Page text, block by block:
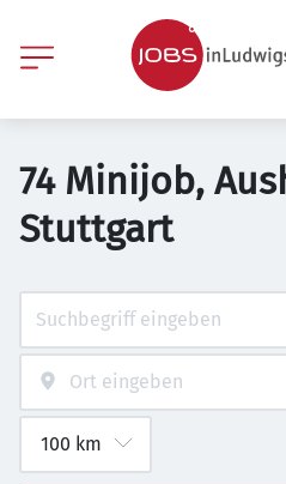
74 Minijob,
Stuttgart